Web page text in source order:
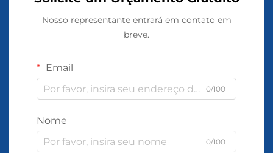
Nosso representante entrará em contato em
breve.
Email
0/100
Nome
0/100